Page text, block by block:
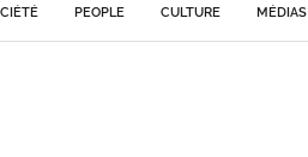
PEOPLE CULTURE MÉDIAS